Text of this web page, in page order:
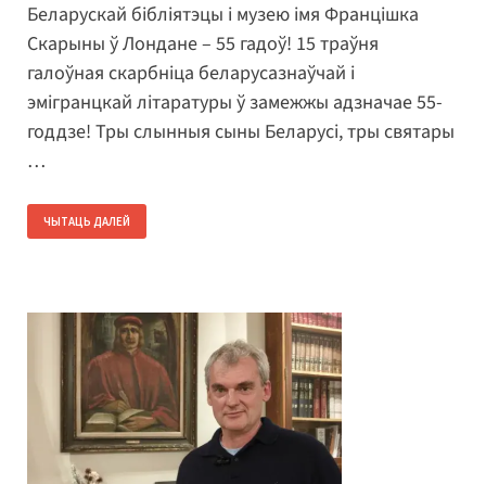
Беларускай бібліятэцы і музею імя Францішка
Скарыны ў Лондане – 55 гадоў! 15 траўня
галоўная скарбніца беларусазнаўчай і
эмігранцкай літаратуры ў замежжы адзначае 55-
годдзе! Тры слынныя сыны Беларусі, тры святары
…
ЧЫТАЦЬ ДАЛЕЙ